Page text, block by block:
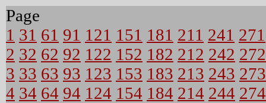
Page
1 31 61 91 121 151 181 211 241 271
2 32 62 92 122 152 182 212 242 272
3 33 63 93 123 153 183 213 243 273
4 34 64 94 124 154 184 214 244 274